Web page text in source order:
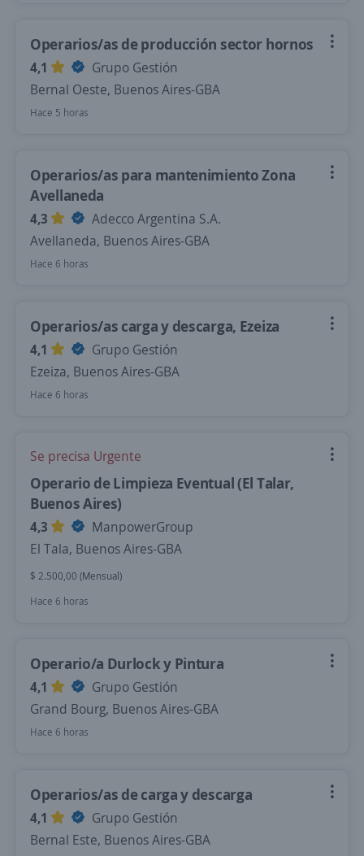
Operarios/as de producción sector hornos
4,1
Grupo Gestión
Bernal Oeste, Buenos Aires-GBA
Hace 5 horas
Operarios/as para mantenimiento Zona
Avellaneda
4,3
Adecco Argentina S.A.
Avellaneda, Buenos Aires-GBA
Hace 6 horas
Operarios/as carga y descarga, Ezeiza
4,1
Grupo Gestión
Ezeiza, Buenos Aires-GBA
Hace 6 horas
Se precisa Urgente
Operario de Limpieza Eventual (El Talar,
Buenos Aires)
4,3
ManpowerGroup
El Tala, Buenos Aires-GBA
$ 2.500,00 (Mensual)
Hace 6 horas
Operario/a Durlock y Pintura
4,1
Grupo Gestión
Grand Bourg, Buenos Aires-GBA
Hace 6 horas
Operarios/as de carga y descarga
4,1
Grupo Gestión
Bernal Este, Buenos Aires-GBA